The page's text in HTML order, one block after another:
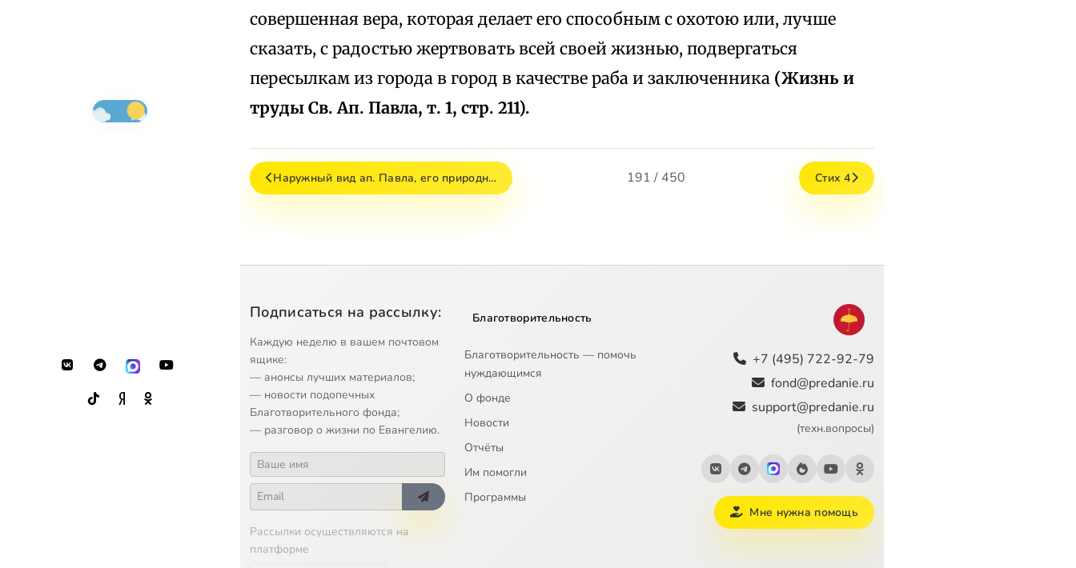
совершенная вера, которая делает его способным с охотою или, лучше
сказать, с радостью жертвовать всей своей жизнью, подвергаться
пересылкам из города в город в качестве раба и заключенника (Жизнь и
труды Св. Ап. Павла, т. 1, стр. 211).
Наружный вид ап. Павла, его природн… 191 / 450 Стих 4
Подписаться на рассылку:
Каждую неделю в вашем почтовом
ящике:
— анонсы лучших материалов;
— новости подопечных
Благотворительного фонда;
— разговор о жизни по Евангелию.
Рассылки осуществляются на
платформе
Благотворительность
Благотворительность — помочь
нуждающимся
О фонде
Новости
Отчёты
Им помогли
Программы
+7 (495) 722-92-79
fond@predanie.ru
support@predanie.ru
(техн.вопросы)
Мне нужна помощь